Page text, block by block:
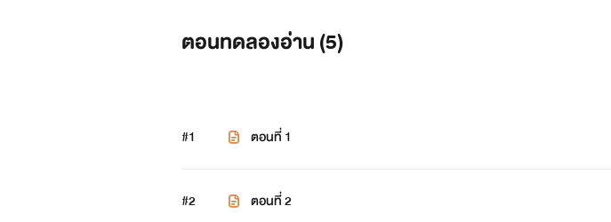
ตอนทดลองอ่าน (5)
#1 ตอนที่ 1
#2 ตอนที่ 2